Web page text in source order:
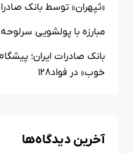
«ثپهران» توسط بانک
مبارزه با پولشویی
بانک صادرات ایران؛
خوب» در فواد۱۲۸
آخرین دیدگاه‌ها